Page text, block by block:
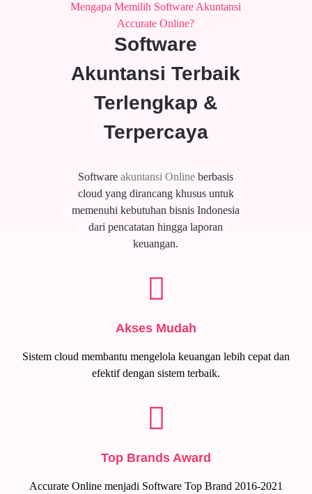
Mengapa Memilih Software Akuntansi
Accurate Online?
Software
Akuntansi Terbaik
Terlengkap &
Terpercaya
Softwareakuntansi Online berbasis
cloud yang dirancang khusus untuk
memenuhi kebutuhan bisnis Indonesia
dari pencatatan hingga laporan
keuangan.
Akses Mudah
Sistem cloud membantu mengelola keuangan lebih cepat dan
efektif dengan sistem terbaik.
Top Brands Award
Accurate Online menjadi Software Top Brand 2016-2021